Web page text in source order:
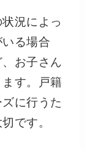
況によっ
る場合
お子さん
す。戸籍
に行うた
です。